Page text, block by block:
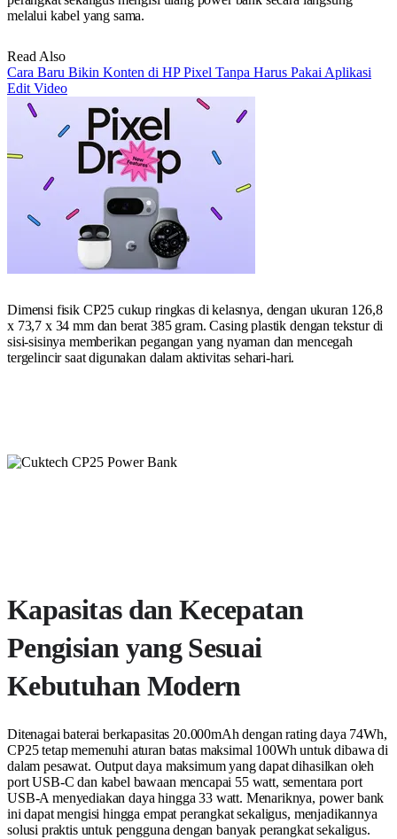
melalui kabel yang sama.
Read Also
Cara Baru Bikin Konten di HP Pixel Tanpa Harus Pakai Aplikasi
Edit Video
Dimensi fisik CP25 cukup ringkas di kelasnya, dengan ukuran 126,8
x 73,7 x 34 mm dan berat 385 gram. Casing plastik dengan tekstur di
sisi-sisinya memberikan pegangan yang nyaman dan mencegah
tergelincir saat digunakan dalam aktivitas sehari-hari.
Kapasitas dan Kecepatan
Pengisian yang Sesuai
Kebutuhan Modern
Ditenagai baterai berkapasitas 20.000mAh dengan rating daya 74Wh,
CP25 tetap memenuhi aturan batas maksimal 100Wh untuk dibawa di
dalam pesawat. Output daya maksimum yang dapat dihasilkan oleh
port USB-C dan kabel bawaan mencapai 55 watt, sementara port
USB-A menyediakan daya hingga 33 watt. Menariknya, power bank
ini dapat mengisi hingga empat perangkat sekaligus, menjadikannya
solusi praktis untuk pengguna dengan banyak perangkat sekaligus.